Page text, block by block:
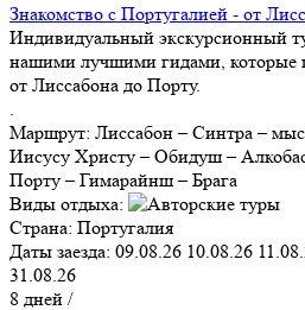
Знакомство с Португалией - от
Индивидуальный экскурсионный
нашими лучшими гидами, которые
от Лиссабона до Порту.
.
Маршрут: Лиссабон – Синтра –
Иисусу Христу – Обидуш –
Порту – Гимарайнш – Брага
Виды отдыха:
Страна: Португалия
Даты заезда: 09.08.26 10.08.26
31.08.26
8 дней /